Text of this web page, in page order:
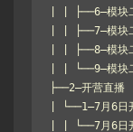
| | ├──6–模块
| | ├──7–模块
| | ├──8–模块
| | └──9–模块
├──2–开营直播
| └──1–7月6日
| | └──7月6日